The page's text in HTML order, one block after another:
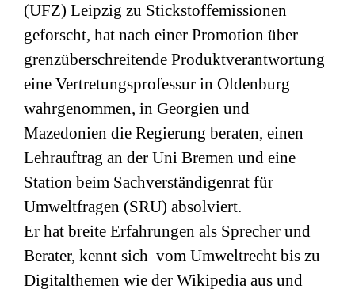
(UFZ) Leipzig zu Stickstoffemissionen
geforscht, hat nach einer Promotion über
grenzüberschreitende Produktverantwortung
eine Vertretungsprofessur in Oldenburg
wahrgenommen, in Georgien und
Mazedonien die Regierung beraten, einen
Lehrauftrag an der Uni Bremen und eine
Station beim Sachverständigenrat für
Umweltfragen (SRU) absolviert.
Er hat breite Erfahrungen als Sprecher und
Berater, kennt sich vom Umweltrecht bis zu
Digitalthemen wie der Wikipedia aus und